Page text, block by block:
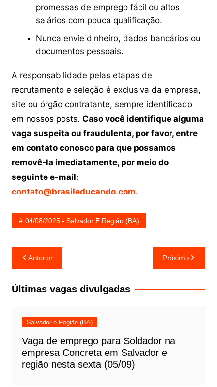
promessas de emprego fácil ou altos
salários com pouca qualificação.
Nunca envie dinheiro, dados bancários ou
documentos pessoais.
A responsabilidade pelas etapas de
recrutamento e seleção é exclusiva da empresa,
site ou órgão contratante, sempre identificado
em nossos posts. Caso você identifique alguma
vaga suspeita ou fraudulenta, por favor, entre
em contato conosco para que possamos
removê-la imediatamente, por meio do
seguinte e-mail:
contato@brasileducando.com.
04/08/2025 - Salvador E Região (BA)
Navegação
de
Post
Anterior Próximo
Últimas vagas divulgadas
Salvador e Região (BA)
Vaga de emprego para Soldador na
empresa Concreta em Salvador e
região nesta sexta (05/09)